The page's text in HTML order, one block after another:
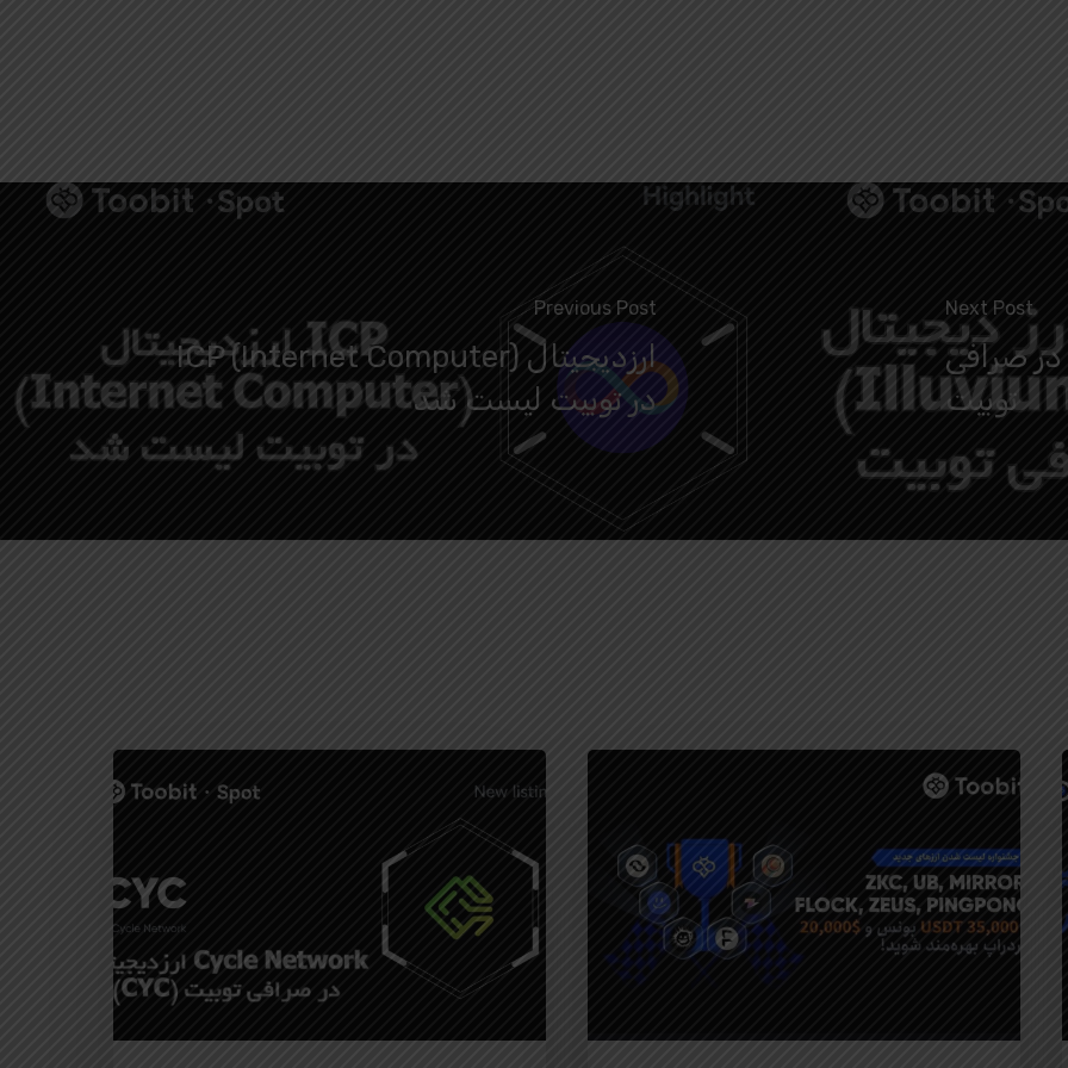
Previous Post
ارزدیجیتال ICP (Internet Computer)
در توبیت لیست شد
Next Post
ارز دیجیتال ILV (Illuvium) در صرافی
توبیت